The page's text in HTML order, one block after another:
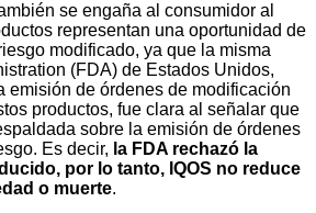
se engaña al consumidor al
representan una oportunidad de
modificado, ya que la misma
(FDA) de Estados Unidos,
emisión de órdenes de modificación
productos, fue clara al señalar que
sobre la emisión de órdenes
Es decir, la FDA rechazó la
por lo tanto, IQOS no reduce
o muerte.